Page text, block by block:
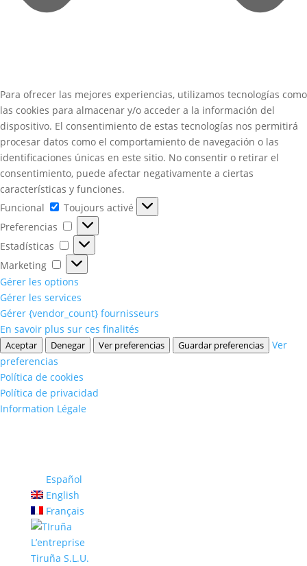
Para ofrecer las mejores experiencias, utilizamos tecnologías como
las cookies para almacenar y/o acceder a la información del
dispositivo. El consentimiento de estas tecnologías nos permitirá
procesar datos como el comportamiento de navegación o las
identificaciones únicas en este sitio. No consentir o retirar el
consentimiento, puede afectar negativamente a ciertas
características y funciones.
Funcional
Funcional
Toujours activé
Preferencias
Preferencias
Estadísticas
Estadísticas
Marketing
Marketing
Gérer les options
Gérer les services
Gérer {vendor_count} fournisseurs
En savoir plus sur ces finalités
Aceptar Denegar Ver preferencias Guardar preferencias
Ver
preferencias
Política de cookies
Política de privacidad
Information Légale
Español
English
Français
L’entreprise
Tiruña S.L.U.